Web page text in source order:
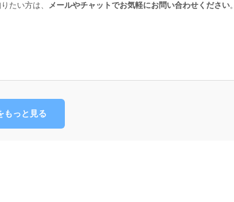
たい方は、 メールやチャットでお気軽にお問い合わせください。
もっと見る